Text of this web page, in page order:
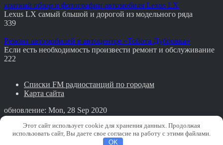
краткий обзор и фотографии автомобиля Lexus LX
Lexus LX самый бльшой и дорогой из модельного ряда
339
Ремонт автомобилей в автоцентре «Тойота Дубровка»
Если есть необходимость произвести ремонт и обслуживание
222
Списки FM радиостанций по городам
Карта сайта
обновление: Mon, 28 Sep 2020
PRO Авто
Copyright © PRO Авто. All rights reserved.
Этот сайт использует cookie для хранения данных. Продолжая
использовать сайт, Вы даете свое согласие на работу с этими файлами.
OK